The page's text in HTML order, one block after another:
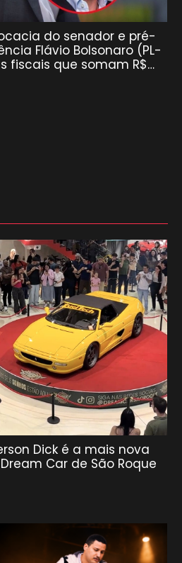
do senador e pré-
Flávio Bolsonaro (PL-
fiscais que somam R$…
Dick é a mais nova
Car de São Roque